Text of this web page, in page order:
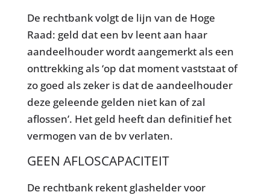
De rechtbank volgt de lijn van de Hoge
Raad: geld dat een bv leent aan haar
aandeelhouder wordt aangemerkt als een
onttrekking als ‘op dat moment vaststaat of
zo goed als zeker is dat de aandeelhouder
deze geleende gelden niet kan of zal
aflossen’. Het geld heeft dan definitief het
vermogen van de bv verlaten.
GEEN AFLOSCAPACITEIT
De rechtbank rekent glashelder voor